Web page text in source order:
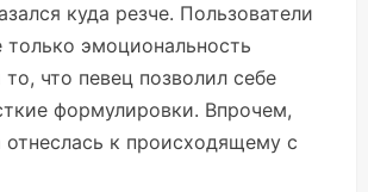
куда резче. Пользователи
эмоциональность
что певец позволил себе
формулировки. Впрочем,
к происходящему с